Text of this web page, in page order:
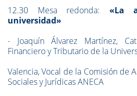
12.30 Mesa redonda: «La
universidad»
- Joaquín Álvarez Martínez,
Financiero y Tributario de la
Valencia, Vocal de la Comisión de
Sociales y Jurídicas ANECA